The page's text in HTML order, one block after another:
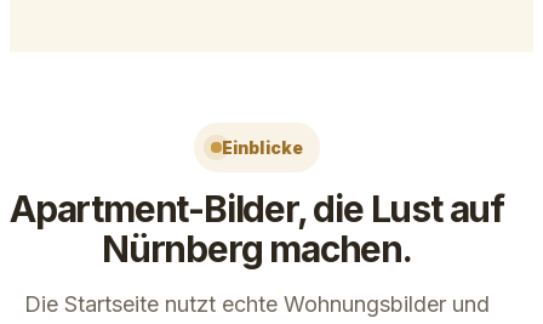
Einblicke
Apartment-Bilder, die Lust auf
Nürnberg machen.
Die Startseite nutzt echte Wohnungsbilder und